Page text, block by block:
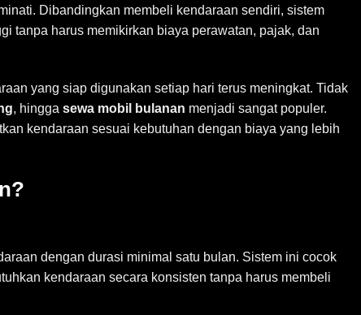
Dibandingkan membeli kendaraan sendiri, sistem
tanpa harus memikirkan biaya perawatan, pajak, dan
yang siap digunakan setiap hari terus meningkat. Tidak
, hingga sewa mobil bulanan menjadi sangat populer.
kendaraan sesuai kebutuhan dengan biaya yang lebih
dengan durasi minimal satu bulan. Sistem ini cocok
kendaraan secara konsisten tanpa harus membeli